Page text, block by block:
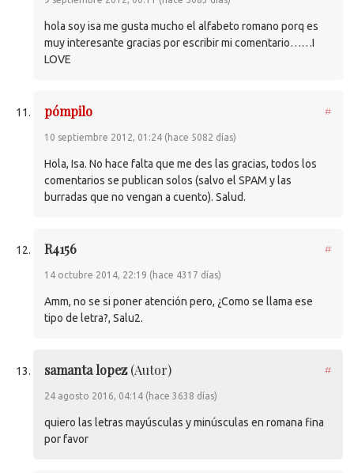
hola soy isa me gusta mucho el alfabeto romano porq es
muy interesante gracias por escribir mi comentario……I
LOVE
pómpilo #
10 septiembre 2012, 01:24 (hace 5082 días)
Hola, Isa. No hace falta que me des las gracias, todos los
comentarios se publican solos (salvo el SPAM y las
burradas que no vengan a cuento). Salud.
R4156 #
14 octubre 2014, 22:19 (hace 4317 días)
Amm, no se si poner atención pero, ¿Como se llama ese
tipo de letra?, Salu2.
samanta lopez (Autor) #
24 agosto 2016, 04:14 (hace 3638 días)
quiero las letras mayúsculas y minúsculas en romana fina
por favor